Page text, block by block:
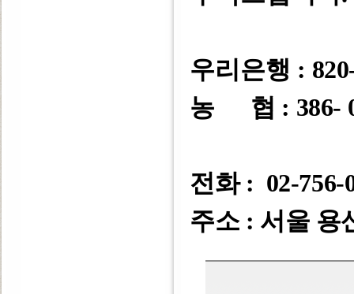
우리은행 :
농 협 : 386-
전화 : 02-756-
주소 : 서울 용